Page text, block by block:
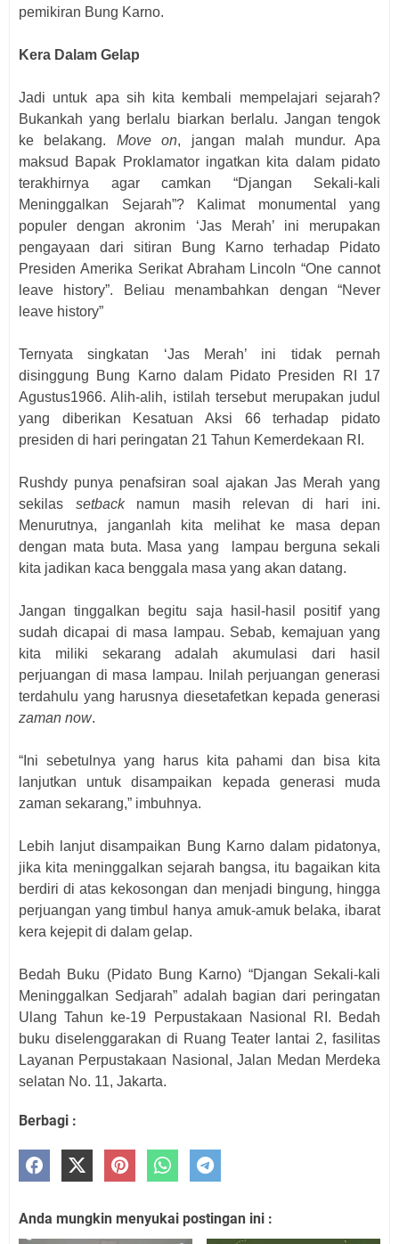
pemikiran Bung Karno.
Kera Dalam Gelap
Jadi untuk apa sih kita kembali mempelajari sejarah?
Bukankah yang berlalu biarkan berlalu. Jangan tengok
ke belakang. Move on, jangan malah mundur. Apa
maksud Bapak Proklamator ingatkan kita dalam pidato
terakhirnya agar camkan “Djangan Sekali-kali
Meninggalkan Sejarah”? Kalimat monumental yang
populer dengan akronim ‘Jas Merah’ ini merupakan
pengayaan dari sitiran Bung Karno terhadap Pidato
Presiden Amerika Serikat Abraham Lincoln “One cannot
leave history”. Beliau menambahkan dengan “Never
leave history”
Ternyata singkatan ‘Jas Merah’ ini tidak pernah
disinggung Bung Karno dalam Pidato Presiden RI 17
Agustus1966. Alih-alih, istilah tersebut merupakan judul
yang diberikan Kesatuan Aksi 66 terhadap pidato
presiden di hari peringatan 21 Tahun Kemerdekaan RI.
Rushdy punya penafsiran soal ajakan Jas Merah yang
sekilas setbacknamun masih relevan di hari ini.
Menurutnya, janganlah kita melihat ke masa depan
dengan mata buta. Masa yang
lampau berguna sekali
kita jadikan kaca benggala masa yang akan datang.
Jangan tinggalkan begitu saja hasil-hasil positif yang
sudah dicapai di masa lampau. Sebab, kemajuan yang
kita miliki sekarang adalah akumulasi dari hasil
perjuangan di masa lampau. Inilah perjuangan generasi
terdahulu yang harusnya diesetafetkan kepada generasi
zaman now.
“Ini sebetulnya yang harus kita pahami dan bisa kita
lanjutkan untuk disampaikan kepada generasi muda
zaman sekarang,” imbuhnya.
Lebih lanjut disampaikan Bung Karno dalam pidatonya,
jika kita meninggalkan sejarah bangsa, itu bagaikan kita
berdiri di atas kekosongan dan menjadi bingung, hingga
perjuangan yang timbul hanya amuk-amuk belaka, ibarat
kera kejepit di dalam gelap.
Bedah Buku (Pidato Bung Karno) “Djangan Sekali-kali
Meninggalkan Sedjarah” adalah bagian dari peringatan
Ulang Tahun ke-19 Perpustakaan Nasional RI. Bedah
buku diselenggarakan di Ruang Teater lantai 2, fasilitas
Layanan Perpustakaan Nasional, Jalan Medan Merdeka
selatan No. 11, Jakarta.
Berbagi :
Anda mungkin menyukai postingan ini :